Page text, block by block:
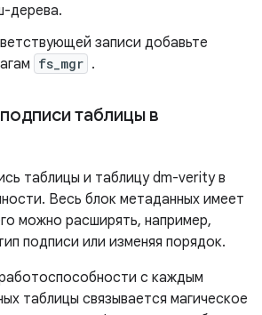
дерева.
записи добавьте
fs_mgr .
таблицы в
таблицы и таблицу dm-verity в
Весь блок метаданных имеет
можно расширять, например,
подписи или изменяя порядок.
с каждым
таблицы связывается магическое